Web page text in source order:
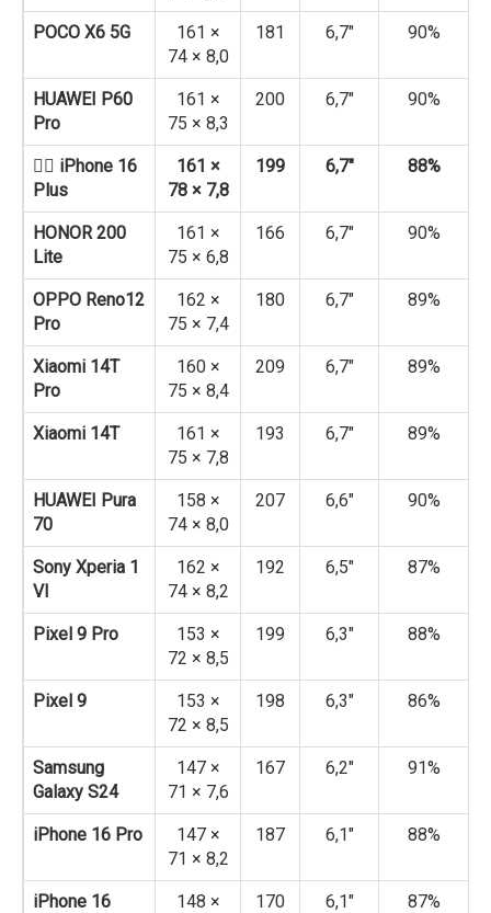
POCO X6 5G
161 ×
74 × 8,0
181 6,7″ 90%
HUAWEI P60
Pro
161 ×
75 × 8,3
200 6,7″ 90%
👉🏻 iPhone 16
Plus
161 ×
78 × 7,8
199 6,7″ 88%
HONOR 200
Lite
161 ×
75 × 6,8
166 6,7″ 90%
OPPO Reno12
Pro
162 ×
75 × 7,4
180 6,7″ 89%
Xiaomi 14T
Pro
160 ×
75 × 8,4
209 6,7″ 89%
Xiaomi 14T
161 ×
75 × 7,8
193 6,7″ 89%
HUAWEI Pura
70
158 ×
74 × 8,0
207 6,6″ 90%
Sony Xperia 1
VI
162 ×
74 × 8,2
192 6,5″ 87%
Pixel 9 Pro
153 ×
72 × 8,5
199 6,3″ 88%
Pixel 9
153 ×
72 × 8,5
198 6,3″ 86%
Samsung
Galaxy S24
147 ×
71 × 7,6
167 6,2″ 91%
iPhone 16 Pro
147 ×
71 × 8,2
187 6,1″ 88%
iPhone 16
148 ×
170 6,1″ 87%